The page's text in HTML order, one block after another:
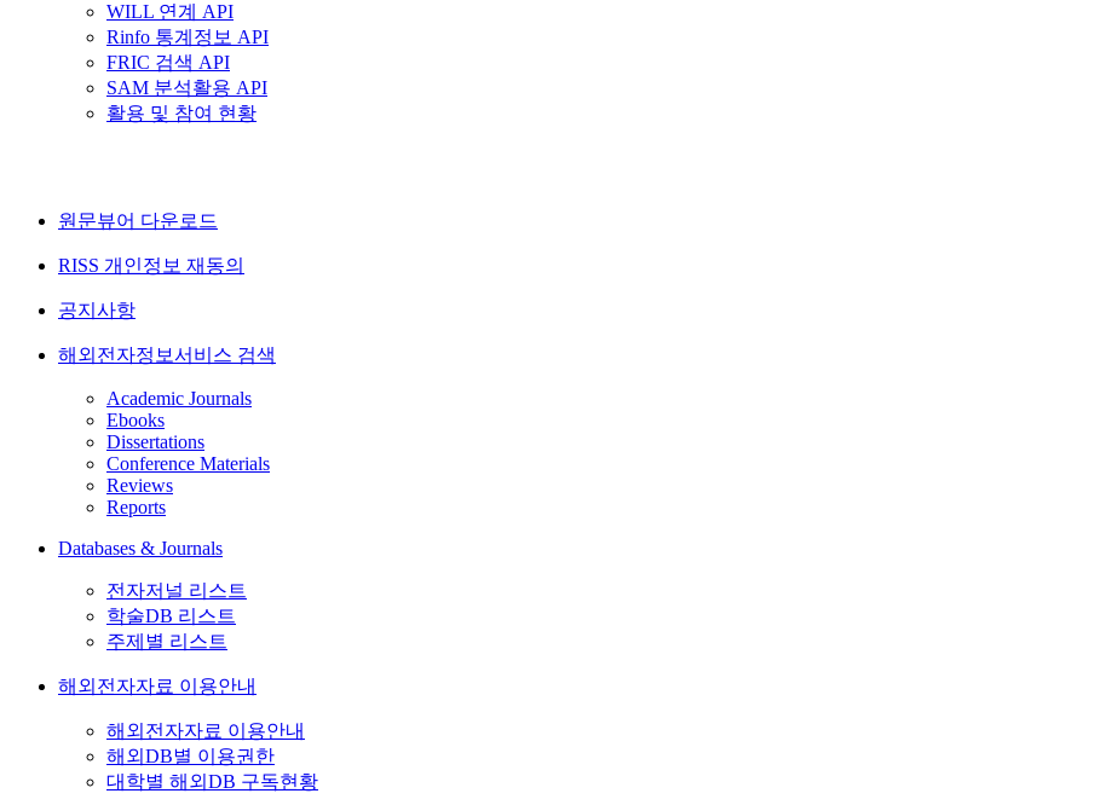
WILL 연계 API
Rinfo 통계정보 API
FRIC 검색 API
SAM 분석활용 API
활용 및 참여 현황
원문뷰어 다운로드
RISS 개인정보 재동의
공지사항
해외전자정보서비스 검색
Academic Journals
Ebooks
Dissertations
Conference Materials
Reviews
Reports
Databases & Journals
전자저널 리스트
학술DB 리스트
주제별 리스트
해외전자자료 이용안내
해외전자자료 이용안내
해외DB별 이용권한
대학별 해외DB 구독현황